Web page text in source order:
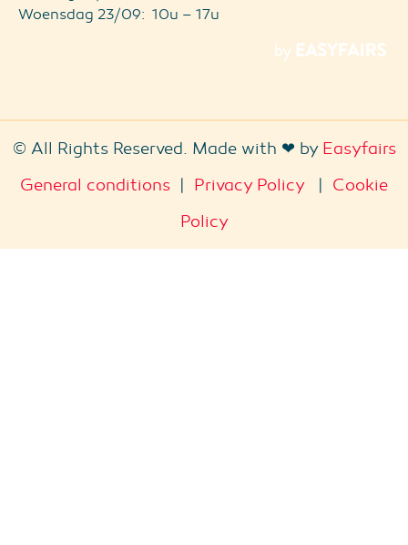
Woensdag 23/09: 10u – 17u
© All Rights Reserved. Made with ❤ by Easyfairs
General conditions | Privacy Policy| Cookie
Policy